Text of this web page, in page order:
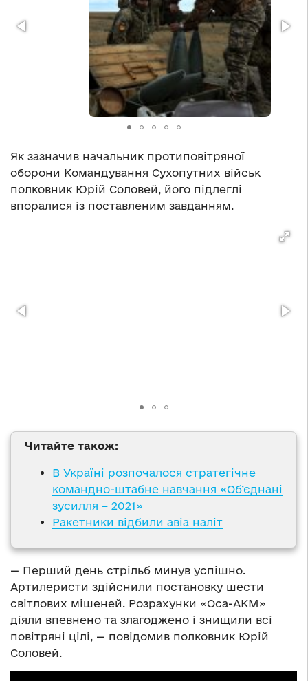
Як зазначив начальник протиповітряної
оборони Командування Сухопутних військ
полковник Юрій Соловей, його підлеглі
впоралися із поставленим завданням.
Читайте також:
В Україні розпочалося стратегічне
командно-штабне навчання «Об’єднані
зусилля – 2021»
Ракетники відбили авіа наліт
— Перший день стрільб минув успішно.
Артилеристи здійснили постановку шести
світлових мішеней. Розрахунки «Оса-АКМ»
діяли впевнено та злагоджено і знищили всі
повітряні цілі, — повідомив полковник Юрій
Соловей.